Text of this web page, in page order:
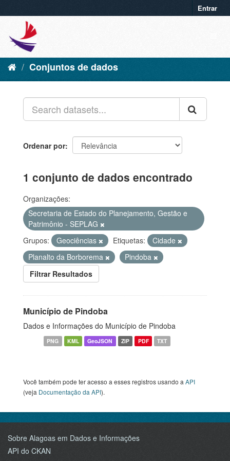
Entrar
Conjuntos de dados
Ordenar por
1 conjunto de dados encontrado
Organizações:
Secretaria de Estado do Planejamento, Gestão e
Patrimônio - SEPLAG
Grupos:
Geociências Etiquetas:
Cidade
Planalto da Borborema
Pindoba
Filtrar Resultados
Município de Pindoba
Dados e Informações do Município de Pindoba
PNG KML GeoJSON ZIP PDF TXT
Você também pode ter acesso a esses registros usando a API
(veja Documentação da API).
Sobre Alagoas em Dados e Informações
API do CKAN